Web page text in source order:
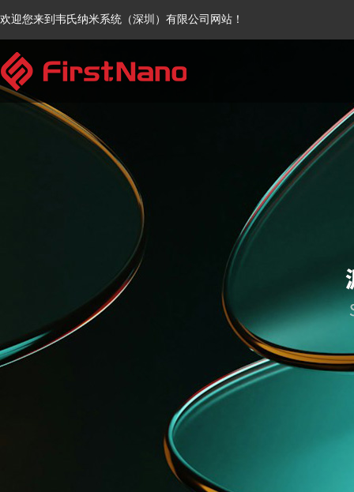
欢迎您来到韦氏纳米系统（深圳）有限公司网站！